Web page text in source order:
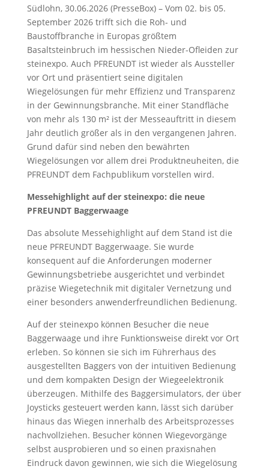
Südlohn, 30.06.2026 (PresseBox) – Vom 02. bis 05.
September 2026 trifft sich die Roh- und
Baustoffbranche in Europas größtem
Basaltsteinbruch im hessischen Nieder-Ofleiden zur
steinexpo. Auch PFREUNDT ist wieder als Aussteller
vor Ort und präsentiert seine digitalen
Wiegelösungen für mehr Effizienz und Transparenz
in der Gewinnungsbranche. Mit einer Standfläche
von mehr als 130 m² ist der Messeauftritt in diesem
Jahr deutlich größer als in den vergangenen Jahren.
Grund dafür sind neben den bewährten
Wiegelösungen vor allem drei Produktneuheiten, die
PFREUNDT dem Fachpublikum vorstellen wird.
Messehighlight auf der steinexpo: die neue
PFREUNDT Baggerwaage
Das absolute Messehighlight auf dem Stand ist die
neue PFREUNDT Baggerwaage. Sie wurde
konsequent auf die Anforderungen moderner
Gewinnungsbetriebe ausgerichtet und verbindet
präzise Wiegetechnik mit digitaler Vernetzung und
einer besonders anwenderfreundlichen Bedienung.
Auf der steinexpo können Besucher die neue
Baggerwaage und ihre Funktionsweise direkt vor Ort
erleben. So können sie sich im Führerhaus des
ausgestellten Baggers von der intuitiven Bedienung
und dem kompakten Design der Wiegeelektronik
überzeugen. Mithilfe des Baggersimulators, der über
Joysticks gesteuert werden kann, lässt sich darüber
hinaus das Wiegen innerhalb des Arbeitsprozesses
nachvollziehen. Besucher können Wiegevorgänge
selbst ausprobieren und so einen praxisnahen
Eindruck davon gewinnen, wie sich die Wiegelösung